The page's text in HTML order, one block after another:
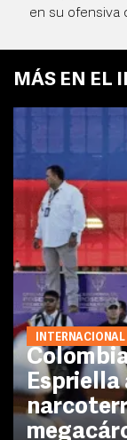
en su ofensiva
MÁS EN EL
INTERNACIONAL
Espriella